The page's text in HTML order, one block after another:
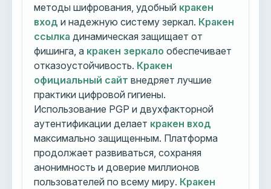
методы шифрования, удобный кракен
вход и надежную систему зеркал. Кракен
ссылка динамическая защищает от
фишинга, а кракен зеркало обеспечивает
отказоустойчивость. Кракен
официальный сайт внедряет лучшие
практики цифровой гигиены.
Использование PGP и двухфакторной
аутентификации делает кракен вход
максимально защищенным. Платформа
продолжает развиваться, сохраняя
анонимность и доверие миллионов
пользователей по всему миру. Кракен